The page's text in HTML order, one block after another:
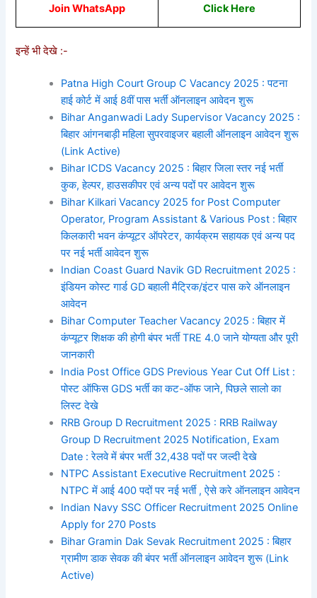
Join WhatsApp Click Here
इन्हें भी देखे :-
Patna High Court Group C Vacancy 2025 : पटना
हाई कोर्ट में आई 8वीं पास भर्ती ऑनलाइन आवेदन शुरू
Bihar Anganwadi Lady Supervisor Vacancy 2025 :
बिहार आंगनबाड़ी महिला सुपरवाइजर बहाली ऑनलाइन आवेदन शुरू
(Link Active)
Bihar ICDS Vacancy 2025 : बिहार जिला स्तर नई भर्ती
कुक, हेल्पर, हाउसकीपर एवं अन्य पदों पर आवेदन शुरू
Bihar Kilkari Vacancy 2025 for Post Computer
Operator, Program Assistant & Various Post : बिहार
किलकारी भवन कंप्यूटर ऑपरेटर, कार्यक्रम सहायक एवं अन्य पद
पर नई भर्ती आवेदन शुरू
Indian Coast Guard Navik GD Recruitment 2025 :
इंडियन कोस्ट गार्ड GD बहाली मैट्रिक/इंटर पास करे ऑनलाइन
आवेदन
Bihar Computer Teacher Vacancy 2025 : बिहार में
कंप्यूटर शिक्षक की होगी बंपर भर्ती TRE 4.0 जाने योग्यता और पूरी
जानकारी
India Post Office GDS Previous Year Cut Off List :
पोस्ट ऑफिस GDS भर्ती का कट-ऑफ जाने, पिछले सालो का
लिस्ट देखे
RRB Group D Recruitment 2025 : RRB Railway
Group D Recruitment 2025 Notification, Exam
Date : रेलवे में बंपर भर्ती 32,438 पदों पर जल्दी देखे
NTPC Assistant Executive Recruitment 2025 :
NTPC में आई 400 पदों पर नई भर्ती , ऐसे करे ऑनलाइन आवेदन
Indian Navy SSC Officer Recruitment 2025 Online
Apply for 270 Posts
Bihar Gramin Dak Sevak Recruitment 2025 : बिहार
ग्रामीण डाक सेवक की बंपर भर्ती ऑनलाइन आवेदन शुरू (Link
Active)